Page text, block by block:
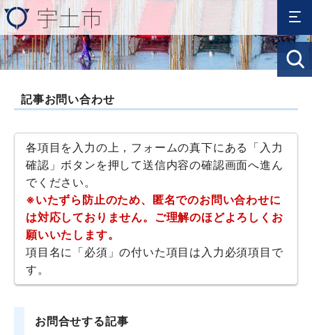
記事お問い合わせ
各項目を入力の上，フォームの真下にある「入力
確認」ボタンを押して送信内容の確認画面へ進ん
でください。
※いたずら防止のため、匿名でのお問い合わせに
は対応しておりません。ご理解のほどよろしくお
願いいたします。
項目名に「必須」の付いた項目は入力必須項目で
す。
お問合せする記事